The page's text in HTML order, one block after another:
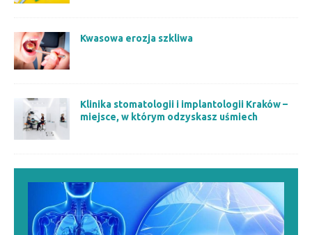
Kwasowa erozja szkliwa
​​Klinika stomatologii i implantologii Kraków –
miejsce, w którym odzyskasz uśmiech